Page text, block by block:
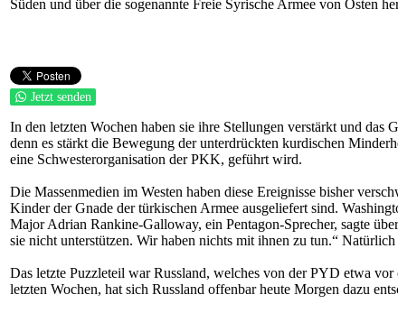
Süden und über die sogenannte Freie Syrische Armee von Osten
Jetzt senden
In den letzten Wochen haben sie ihre Stellungen verstärkt und
denn es stärkt die Bewegung der unterdrückten kurdischen
eine Schwesterorganisation der PKK, geführt wird.
Die Massenmedien im Westen haben diese Ereignisse bisher
Kinder der Gnade der türkischen Armee ausgeliefert sind.
Major Adrian Rankine-Galloway, ein Pentagon-Sprecher, sagte
sie nicht unterstützen. Wir haben nichts mit ihnen zu tun.“
Das letzte Puzzleteil war Russland, welches von der PYD etwa
letzten Wochen, hat sich Russland offenbar heute Morgen dazu